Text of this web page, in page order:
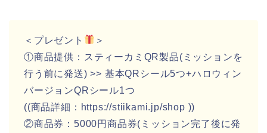
＜プレゼント
＞
①商品提供：スティーカミQR製品(ミッションを
行う前に発送) >> 基本QRシール5つ+ハロウィン
バージョンQRシール1つ
((商品詳細：https://stiikami.jp/shop ))
②商品券：5000円商品券(ミッション完了後に発